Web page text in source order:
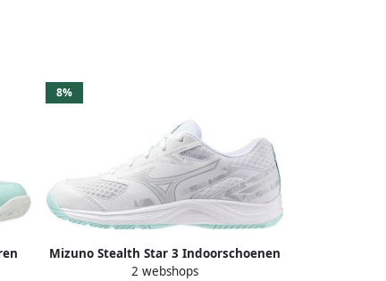
8%
Mizuno Stealth Star 3 Indoorschoenen
JR Wit
2 webshops